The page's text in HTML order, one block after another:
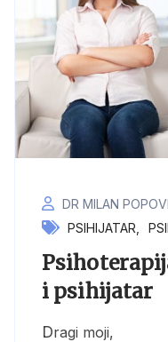
DR MILAN
PSIHIJATAR
i psihijatar
Dragi moji,